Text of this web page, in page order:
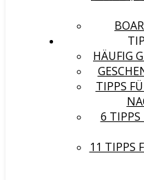
HÄUFIG
TIPPS
6 TIPPS
11 TIPPS